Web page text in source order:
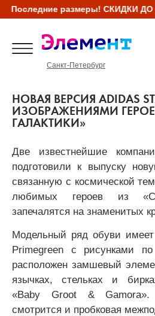
размеры! СКИДКИ ДО
Санкт-Петербург
НОВАЯ ВЕРСИЯ ADIDAS
ИЗОБРАЖЕНИЯМИ
ГАЛАКТИКИ»
Две известнейшие
подготовили к выпуску
связанную с космической
любимых героев из
запечалятся на знаменитых
Модельный ряд обуви
Primegreen с рисунками
расположен замшевый
язычках, стельках и
«Baby Groot & Gamora».
смотрится и пробковая